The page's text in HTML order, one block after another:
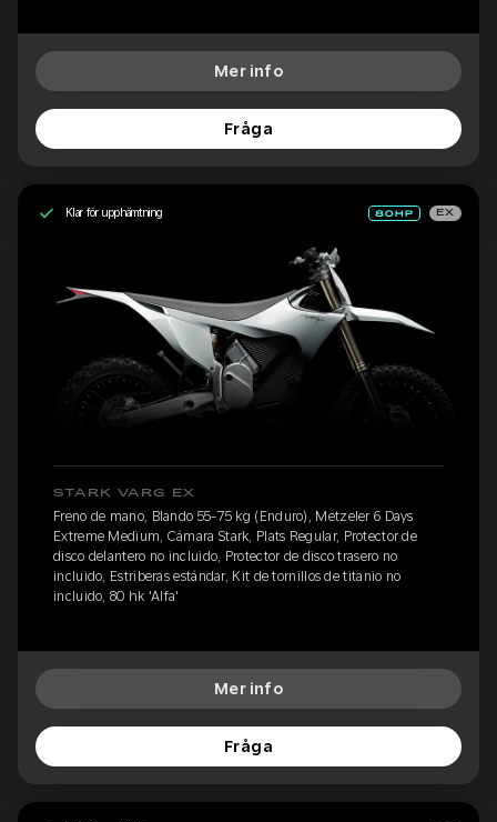
Mer info
Fråga
Klar för upphämtning EX
STARK VARG EX
Freno de mano, Blando 55-75 kg (Enduro), Metzeler 6 Days
Extreme Medium, Cámara Stark, Plats Regular, Protector de
disco delantero no incluido, Protector de disco trasero no
incluido, Estriberas estándar, Kit de tornillos de titanio no
incluido, 80 hk 'Alfa'
Mer info
Fråga